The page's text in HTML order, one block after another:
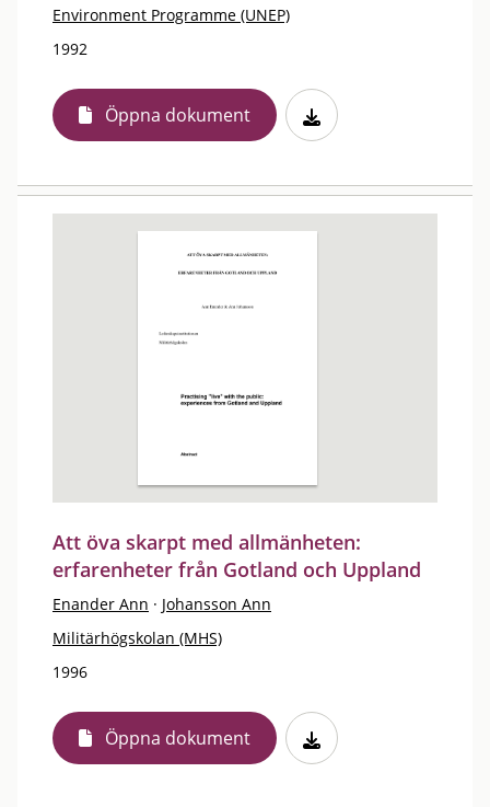
Environment Programme (UNEP)
1992
Öppna dokument
Att öva skarpt med allmänheten:
erfarenheter från Gotland och Uppland
Enander Ann · Johansson Ann
Militärhögskolan (MHS)
1996
Öppna dokument